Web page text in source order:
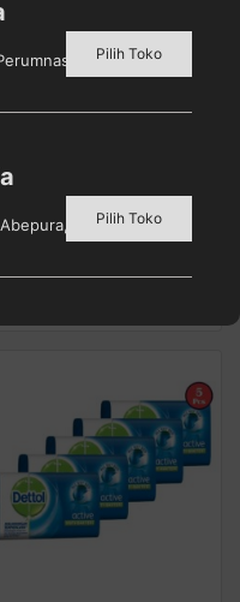
Antiseptik
Pilih toko untuk melihat
3, Waena, Kec.
Pilih Toko
Kota Jayapura,
Pilih Toko